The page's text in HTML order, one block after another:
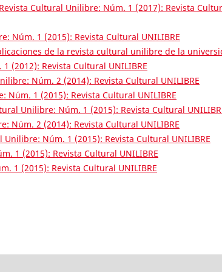
Revista Cultural Unilibre: Núm. 1 (2017): Revista
Núm. 1 (2015): Revista Cultural UNILIBRE
de la revista cultural unilibre de la
(2012): Revista Cultural UNILIBRE
Núm. 2 (2014): Revista Cultural UNILIBRE
Núm. 1 (2015): Revista Cultural UNILIBRE
Unilibre: Núm. 1 (2015): Revista Cultural
Núm. 2 (2014): Revista Cultural UNILIBRE
Unilibre: Núm. 1 (2015): Revista Cultural UNILIBRE
1 (2015): Revista Cultural UNILIBRE
1 (2015): Revista Cultural UNILIBRE